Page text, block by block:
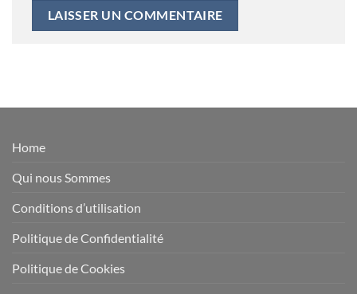
Home
Qui nous Sommes
Conditions d’utilisation
Politique de Confidentialité
Politique de Cookies